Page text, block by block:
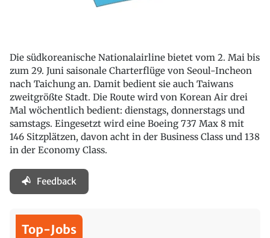
Die südkoreanische Nationalairline bietet vom 2. Mai bis
zum 29. Juni saisonale Charterflüge von Seoul-Incheon
nach Taichung an. Damit bedient sie auch Taiwans
zweitgrößte Stadt. Die Route wird von Korean Air drei
Mal wöchentlich bedient: dienstags, donnerstags und
samstags. Eingesetzt wird eine Boeing 737 Max 8 mit
146 Sitzplätzen, davon acht in der Business Class und 138
in der Economy Class.
Feedback
Top-Jobs